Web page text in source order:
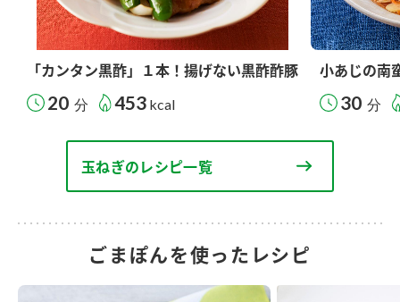
「カンタン黒酢」１本！揚げない黒酢酢豚
20 分 453 kcal
小あじの南
30 分
玉ねぎのレシピ一覧
ごまぽんを使ったレシピ